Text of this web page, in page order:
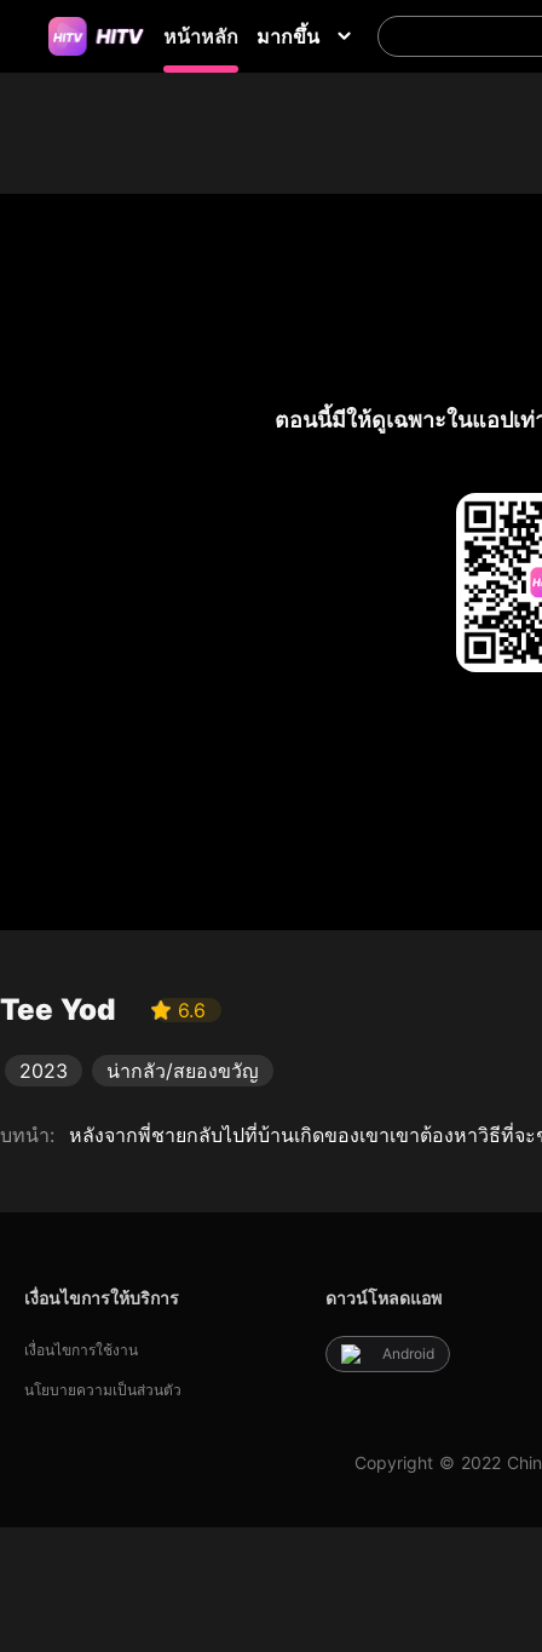
หน้าหลัก มากขึ้น
ตอนนี้มีให้ดูเฉพาะในแอปเ
Tee Yod 6.6
2023 น่ากลัว/สยองขวัญ
บทนำ: หลังจากพี่ชายกลับไปที่บ้านเกิดของเขาเขาต้องหาวิธีที่
เงื่อนไขการให้บริการ
เงื่อนไขการใช้งาน
นโยบายความเป็นส่วนตัว
ดาวน์โหลดแอพ
Android
Copyright © 2022